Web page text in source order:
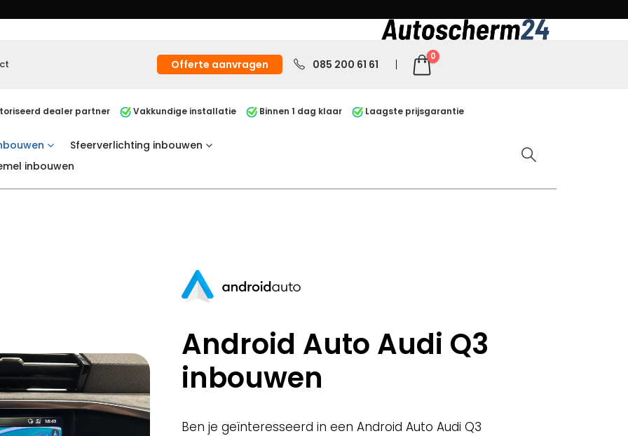
Offerte aanvragen 085 200 61 61
0
dealer partner Vakkundige installatie Binnen 1 dag klaar Laagste prijsgarantie
Sfeerverlichting inbouwen
inbouwen
Android Auto Audi Q3
inbouwen
Ben je geïnteresseerd in een Android Auto Audi Q3